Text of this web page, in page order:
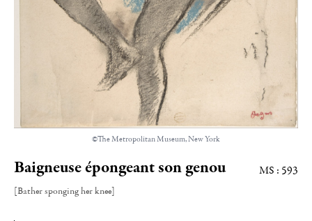
©The Metropolitan Museum, New York
Baigneuse épongeant son genou
[Bather sponging her knee]
MS : 593